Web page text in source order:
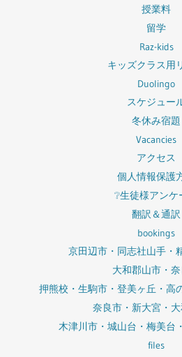
授業料
留学
Raz-kids
キッズクラス用
Duolingo
スケジュー
冬休み宿題
Vacancies
アクセス
個人情報保護
❔生徒様アンケ
翻訳＆通訳
bookings
京田辺市・同志社山手・
大和郡山市・
押熊校・生駒市・登美ヶ丘・高
奈良市・新大宮・
木津川市・城山台・梅美台
files